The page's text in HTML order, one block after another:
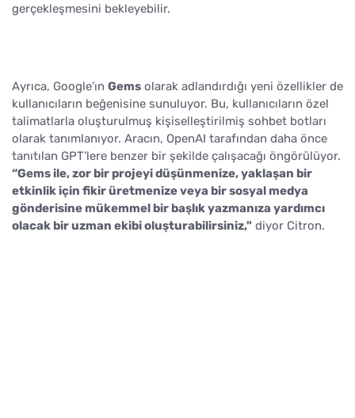
gerçekleşmesini bekleyebilir.
Ayrıca, Google’ın Gems olarak adlandırdığı yeni özellikler de
kullanıcıların beğenisine sunuluyor. Bu, kullanıcıların özel
talimatlarla oluşturulmuş kişiselleştirilmiş sohbet botları
olarak tanımlanıyor. Aracın, OpenAI tarafından daha önce
tanıtılan GPT’lere benzer bir şekilde çalışacağı öngörülüyor.
“Gems ile, zor bir projeyi düşünmenize, yaklaşan bir
etkinlik için fikir üretmenize veya bir sosyal medya
gönderisine mükemmel bir başlık yazmanıza yardımcı
olacak bir uzman ekibi oluşturabilirsiniz," diyor Citron.